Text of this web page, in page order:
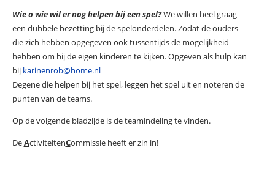
Wie o wie wil er nog helpen bij een spel?We willen heel graag
een dubbele bezetting bij de spelonderdelen. Zodat de ouders
die zich hebben opgegeven ook tussentijds de mogelijkheid
hebben om bij de eigen kinderen te kijken. Opgeven als hulp kan
bij karinenrob@home.nl
Degene die helpen bij het spel, leggen het spel uit en noteren de
punten van de teams.
Op de volgende bladzijde is de teamindeling te vinden.
DeActiviteitenCommissie heeft er zin in!